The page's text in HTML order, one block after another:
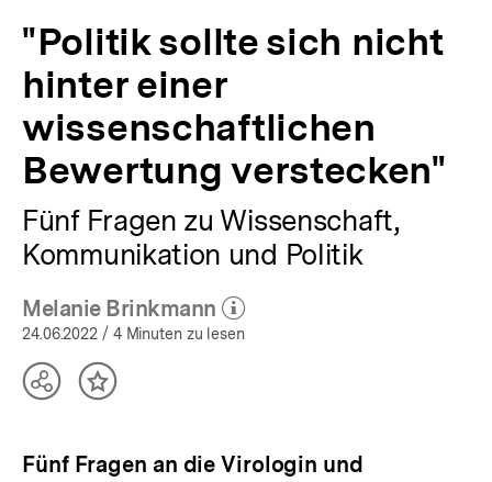
"Politik sollte sich nicht
hinter einer
wissenschaftlichen
Bewertung verstecken"
Fünf Fragen zu Wissenschaft,
Kommunikation und Politik
Melanie Brinkmann
(Mehr zum Autor)
öffnen
24.06.2022 / 4 Minuten zu lesen
TeilenInhalt
Fünf Fragen an die Virologin und